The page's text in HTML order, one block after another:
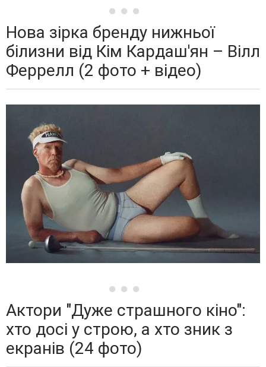
Нова зірка бренду нижньої
білизни від Кім Кардаш'ян – Вілл
Феррелл (2 фото + відео)
Актори "Дуже страшного кіно":
хто досі у строю, а хто зник з
екранів (24 фото)